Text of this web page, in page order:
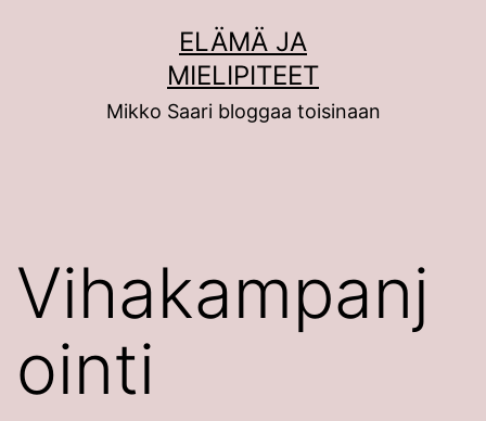
ELÄMÄ JA
MIELIPITEET
Mikko Saari bloggaa toisinaan
Vihakampanj
ointi